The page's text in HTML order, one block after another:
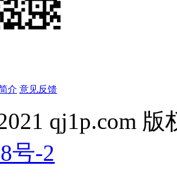
介 意见反馈
qj1p.com
号-2